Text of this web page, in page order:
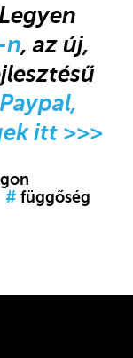
n, az új,
Paypal,
itt >>>
# függőség